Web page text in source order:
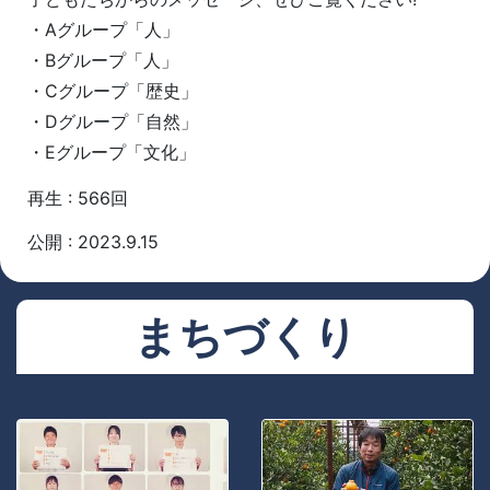
・Aグループ「人」
・Bグループ「人」
・Cグループ「歴史」
・Dグループ「自然」
・Eグループ「文化」
再生 : 566回
公開 : 2023.9.15
まちづくり